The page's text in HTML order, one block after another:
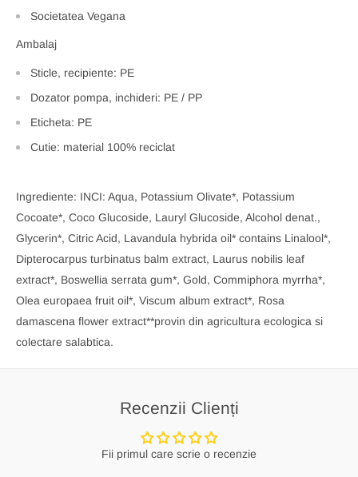
Societatea Vegana
Ambalaj
Sticle, recipiente: PE
Dozator pompa, inchideri: PE / PP
Eticheta: PE
Cutie: material 100% reciclat
Ingrediente: INCI: Aqua, Potassium Olivate*, Potassium
Cocoate*, Coco Glucoside, Lauryl Glucoside, Alcohol denat.,
Glycerin*, Citric Acid, Lavandula hybrida oil* contains Linalool*,
Dipterocarpus turbinatus balm extract, Laurus nobilis leaf
extract*, Boswellia serrata gum*, Gold, Commiphora myrrha*,
Olea europaea fruit oil*, Viscum album extract*, Rosa
damascena flower extract**provin din agricultura ecologica si
colectare salabtica.
Recenzii Clienți
Fii primul care scrie o recenzie